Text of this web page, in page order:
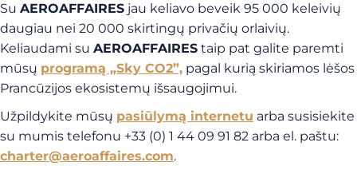
Su AEROAFFAIRES jau keliavo beveik 95 000 keleivių
daugiau nei 20 000 skirtingų privačių orlaivių.
Keliaudami su AEROAFFAIRES taip pat galite paremti
mūsų programą „Sky CO2”, pagal kurią skiriamos lėšos
Prancūzijos ekosistemų išsaugojimui.
Užpildykite mūsų pasiūlymą internetu arba susisiekite
su mumis telefonu +33 (0) 1 44 09 91 82 arba el. paštu:
charter@aeroaffaires.com.